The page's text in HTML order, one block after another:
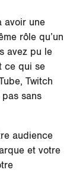
avoir une
rôle qu’un
avez pu le
ce qui se
Twitch
pas sans
audience
et votre